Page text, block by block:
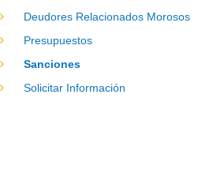
Deudores Relacionados Morosos
Presupuestos
Sanciones
Solicitar Información